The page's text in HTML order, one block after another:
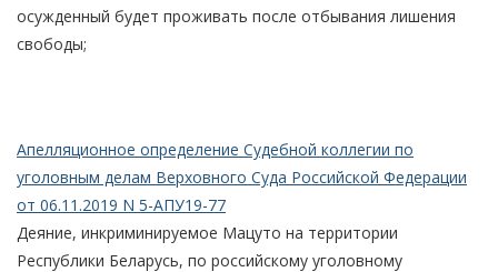
осужденный будет проживать после отбывания лишения
свободы;
Апелляционное определение Судебной коллегии по
уголовным делам Верховного Суда Российской Федерации
от 06.11.2019 N 5-АПУ19-77
Деяние, инкриминируемое Мацуто на территории
Республики Беларусь, по российскому уголовному